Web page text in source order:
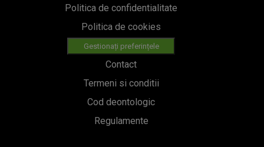
Politica de confidentialitate
Politica de cookies
Gestionați preferințele
Contact
Termeni si conditii
Cod deontologic
Regulamente